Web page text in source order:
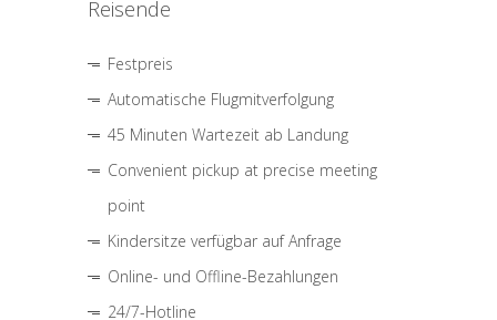
Reisende
Festpreis
Automatische Flugmitverfolgung
45 Minuten Wartezeit ab Landung
Convenient pickup at precise meeting
point
Kindersitze verfügbar auf Anfrage
Online- und Offline-Bezahlungen
24/7-Hotline